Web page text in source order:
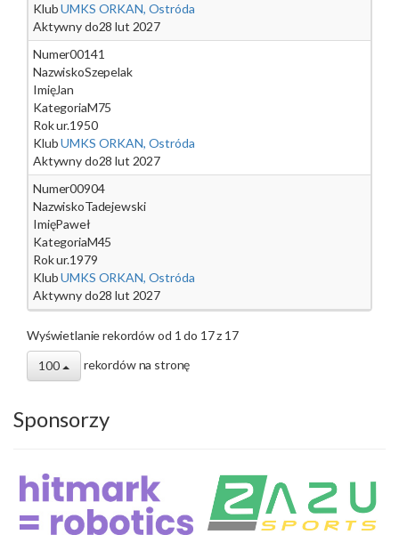
KlubUMKS ORKAN, Ostróda
Aktywny do28 lut 2027
Numer00141
NazwiskoSzepelak
ImięJan
KategoriaM75
Rok ur.1950
KlubUMKS ORKAN, Ostróda
Aktywny do28 lut 2027
Numer00904
NazwiskoTadejewski
ImięPaweł
KategoriaM45
Rok ur.1979
KlubUMKS ORKAN, Ostróda
Aktywny do28 lut 2027
Wyświetlanie rekordów od 1 do 17 z 17
100
rekordów na stronę
Sponsorzy